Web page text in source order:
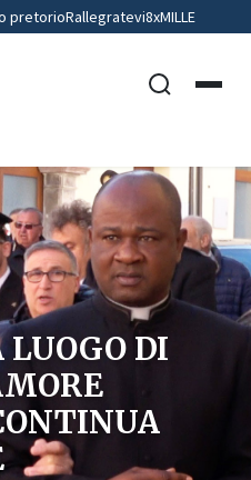
pretorioRallegratevi8xMILLE
DI